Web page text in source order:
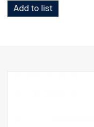
poskytuje výkon 1 000 W.
chladivem 134A. Tato
Add to list